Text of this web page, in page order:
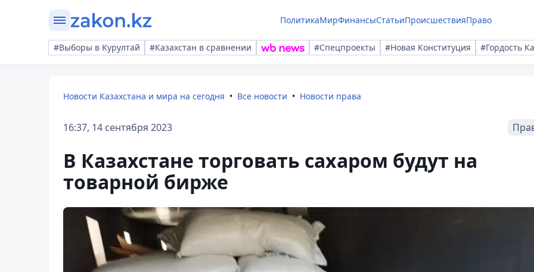
ПолитикаМирФинансыСтатьиПроисшествияПраво
#Выборы в Курултай #Казахстан в сравнении #Спецпроекты #Новая Конституция #Гордость
Новости Казахстана и мира на сегодня Все новости Новости права
16:37, 14 сентября 2023
В Казахстане торговать сахаром будут на
товарной бирже